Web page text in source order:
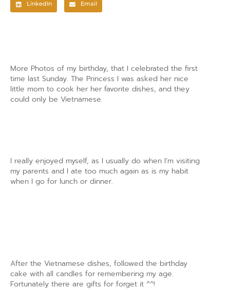
LinkedIn Email
More Photos of my birthday, that I celebrated the first
time last Sunday. The Princess I was asked her nice
little mom to cook her her favorite dishes, and they
could only be Vietnamese.
I really enjoyed myself, as I usually do when I’m visiting
my parents and I ate too much again as is my habit
when I go for lunch or dinner.
After the Vietnamese dishes, followed the birthday
cake with all candles for remembering my age.
Fortunately there are gifts for forget it ^^!